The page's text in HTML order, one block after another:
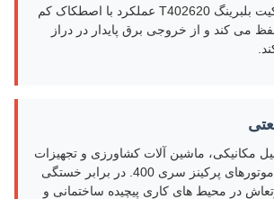
35 کیلو ولت آمپر. کیت بلبرینگ T402620 عملکرد با اصطکاک کم
می کند و از خروجی برق پایدار در دراز
مکانیکی، ماشین آلات کشاورزی و تجهیزات
ساختمانی مجهز به موتورهای پرکینز سری 400. در برابر خستگی
در محیط های کاری پیچیده ساختمانی و